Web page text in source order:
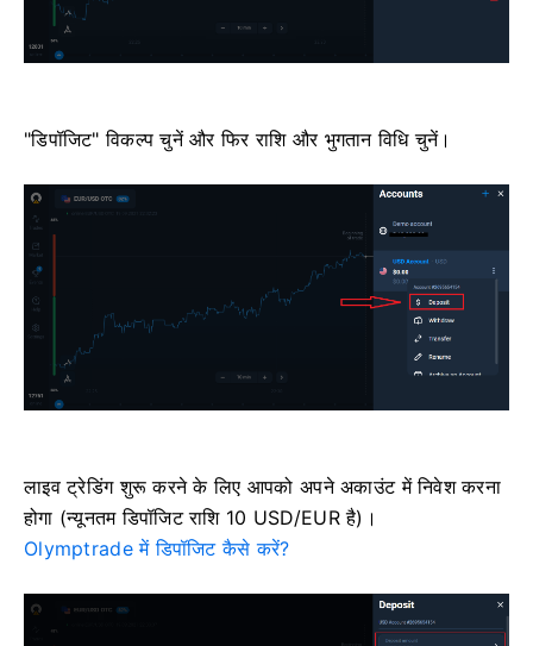
"डिपॉजिट" विकल्प चुनें और फिर राशि और भुगतान विधि चुनें।
लाइव ट्रेडिंग शुरू करने के लिए आपको अपने अकाउंट में निवेश करना
होगा (न्यूनतम डिपॉजिट राशि 10 USD/EUR है)।
Olymptrade में डिपॉजिट कैसे करें?